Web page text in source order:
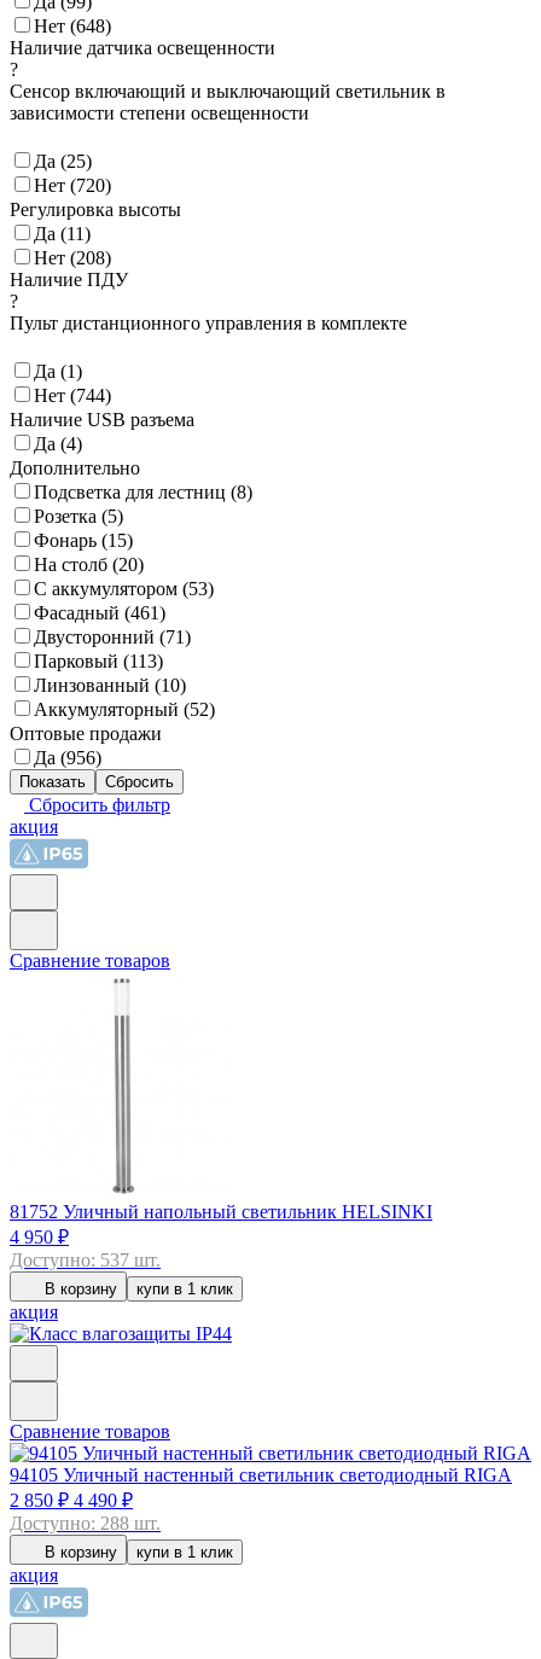
Нет (648)
Наличие датчика освещенности
?
Сенсор включающий и выключающий светильник в
зависимости степени освещенности
Да (25)
Нет (720)
Регулировка высоты
Да (11)
Нет (208)
Наличие ПДУ
?
Пульт дистанционного управления в комплекте
Да (1)
Нет (744)
Наличие USB разъема
Да (4)
Дополнительно
Подсветка для лестниц (8)
Розетка (5)
Фонарь (15)
На столб (20)
С аккумулятором (53)
Фасадный (461)
Двусторонний (71)
Парковый (113)
Линзованный (10)
Аккумуляторный (52)
Оптовые продажи
Да (956)
Сбросить фильтр
акция
Сравнение товаров
81752 Уличный напольный светильник HELSINKI
4 950 ₽
Доступно: 537 шт.
В корзину купи в 1 клик
акция
Сравнение товаров
94105 Уличный настенный светильник светодиодный RIGA
2 850 ₽ 4 490 ₽
Доступно: 288 шт.
В корзину купи в 1 клик
акция